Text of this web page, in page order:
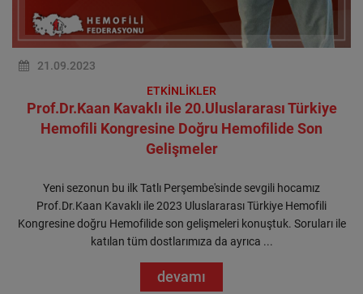
21.09.2023
ETKİNLİKLER
Prof.Dr.Kaan Kavaklı ile 20.Uluslararası Türkiye
Hemofili Kongresine Doğru Hemofilide Son
Gelişmeler
Yeni sezonun bu ilk Tatlı Perşembe'sinde sevgili hocamız
Prof.Dr.Kaan Kavaklı ile 2023 Uluslararası Türkiye Hemofili
Kongresine doğru Hemofilide son gelişmeleri konuştuk. Soruları ile
katılan tüm dostlarımıza da ayrıca ...
devamı